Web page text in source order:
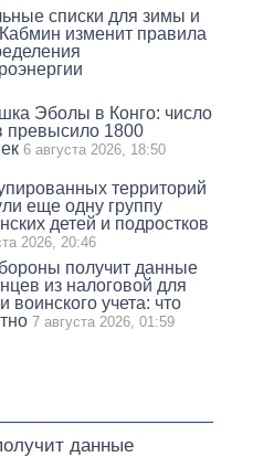
списки для зимы и
изменит правила
Эболы в Конго: число
превысило 1800
6 августа 2026, 18:50
территорий
еще одну группу
детей и подростков
2026, 20:46
получит данные
из налоговой для
воинского учета: что
7 августа 2026, 01:59
данные